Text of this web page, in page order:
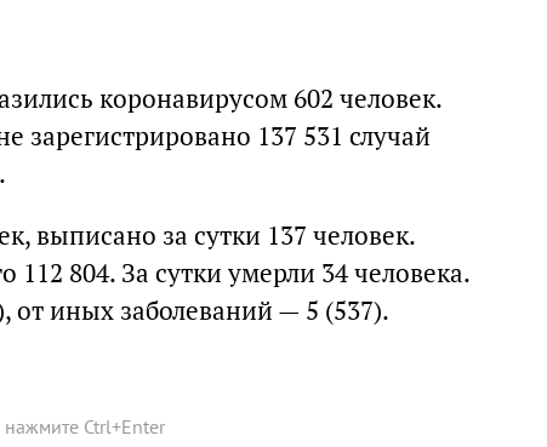
коронавирусом 602 человек.
зарегистрировано 137 531 случай
выписано за сутки 137 человек.
112 804. За сутки умерли 34 человека.
от иных заболеваний — 5 (537).
нажмите Ctrl+Enter